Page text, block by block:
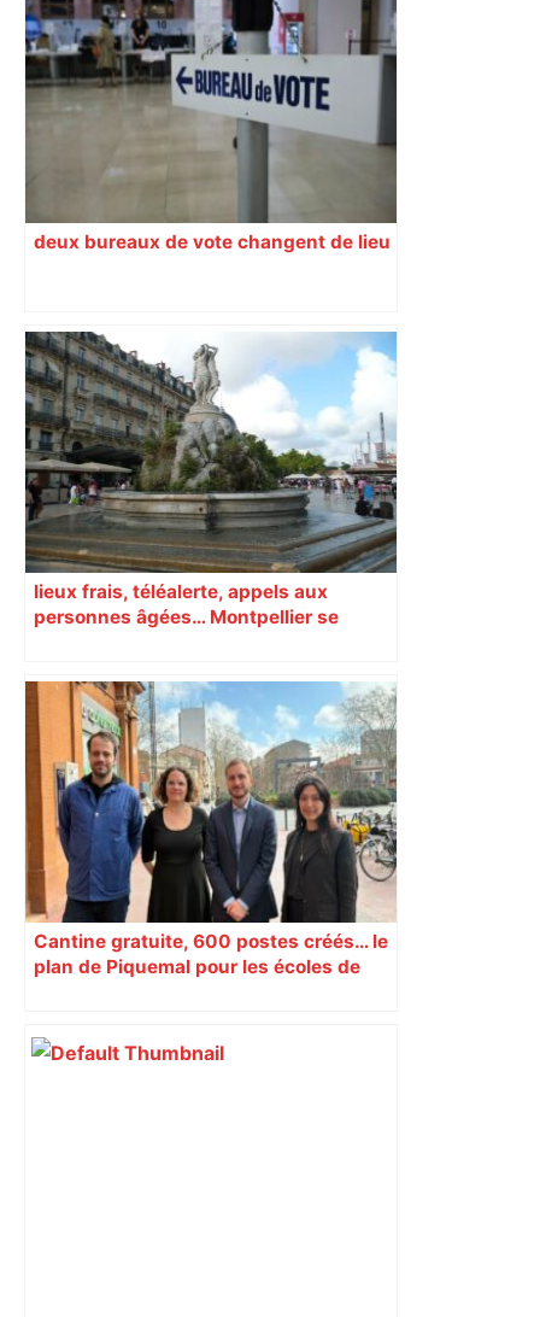
Bilan du marché du logement neuf :
une lueur d'espoir pour l'immobilier à
Toulouse ? – Actu.fr
deux bureaux de vote changent de lieu
lieux frais, téléalerte, appels aux
personnes âgées… Montpellier se
Cantine gratuite, 600 postes créés… le
plan de Piquemal pour les écoles de